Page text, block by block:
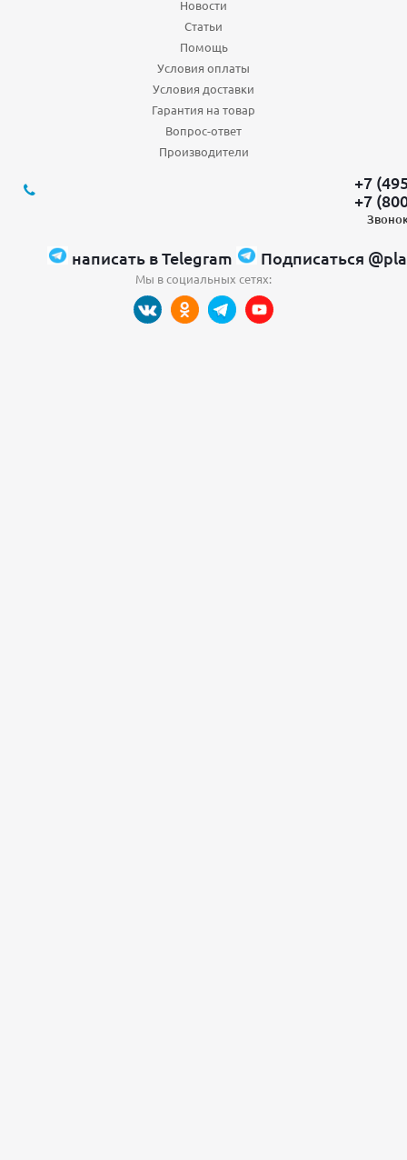
Новости
Статьи
Помощь
Условия оплаты
Условия доставки
Гарантия на товар
Вопрос-ответ
Производители
+7
+7
написать в Telegram Подписаться
Мы в социальных сетях: